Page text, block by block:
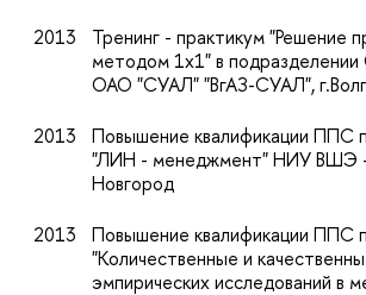
2013
Тренинг - практикум "Решение
методом 1х1" в
ОАО "СУАЛ" "ВгАЗ-СУАЛ",
2013
Повышение квалификации ППС
"ЛИН - менеджмент" НИУ ВШЭ
Новгород
2013
Повышение квалификации ППС
"Количественные и
эмпирических исследований в